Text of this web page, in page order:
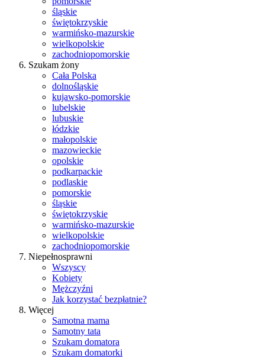
śląskie
świętokrzyskie
warmińsko-mazurskie
wielkopolskie
zachodniopomorskie
Szukam żony
Cała Polska
dolnośląskie
kujawsko-pomorskie
lubelskie
lubuskie
łódzkie
małopolskie
mazowieckie
opolskie
podkarpackie
podlaskie
pomorskie
śląskie
świętokrzyskie
warmińsko-mazurskie
wielkopolskie
zachodniopomorskie
Niepełnosprawni
Wszyscy
Kobiety
Mężczyźni
Jak korzystać bezpłatnie?
Więcej
Samotna mama
Samotny tata
Szukam domatora
Szukam domatorki